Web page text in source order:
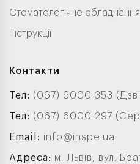
Стоматологічне обладнання
Інструкції
Контакти
Тел: (067) 6000 353
Тел: (067) 6000 297
Email: info@inspe.ua
Адреса: м. Львів, вул.